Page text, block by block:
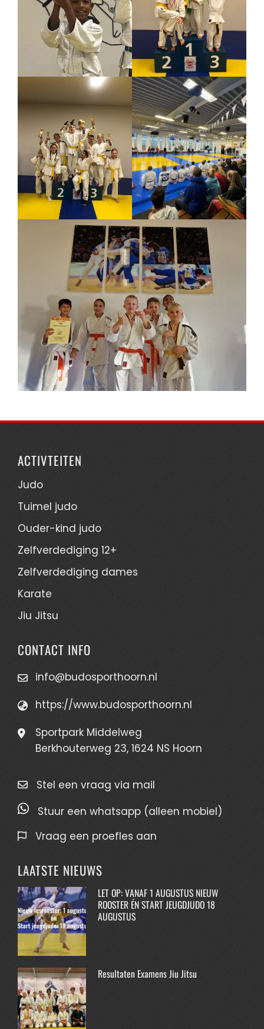
ACTIVTEITEN
Judo
Tuimel judo
Ouder-kind judo
Zelfverdediging 12+
Zelfverdediging dames
Karate
Jiu Jitsu
CONTACT INFO
info@budosporthoorn.nl
https://www.budosporthoorn.nl
Sportpark Middelweg
Berkhouterweg 23, 1624 NS Hoorn
Stel een vraag via mail
Stuur een whatsapp (alleen mobiel)
Vraag een proefles aan
LAATSTE NIEUWS
LET OP: VANAF 1 AUGUSTUS NIEUW
ROOSTER ÉN START JEUGDJUDO 18
AUGUSTUS
Resultaten Examens Jiu Jitsu